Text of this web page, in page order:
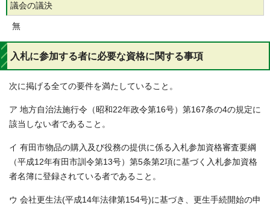
議会の議決
無
入札に参加する者に必要な資格に関する事項
次に掲げる全ての要件を満たしていること。
ア 地方自治法施行令（昭和22年政令第16号）第167条の4の規定に
該当しない者であること。
イ 有田市物品の購入及び役務の提供に係る入札参加資格審査要綱
（平成12年有田市訓令第13号）第5条第2項に基づく入札参加資格
者名簿に登録されている者であること。
ウ 会社更生法(平成14年法律第154号)に基づき、更生手続開始の申